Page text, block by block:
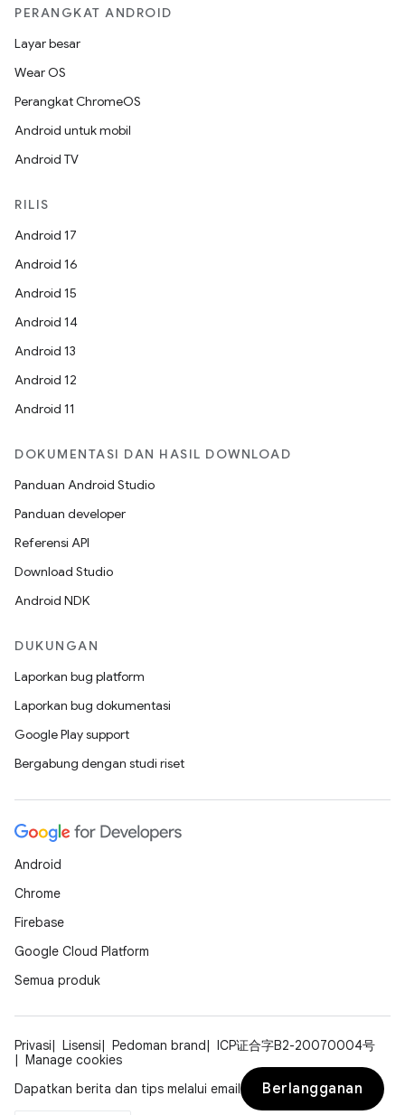
PERANGKAT ANDROID
Layar besar
Wear OS
Perangkat ChromeOS
Android untuk mobil
Android TV
RILIS
Android 17
Android 16
Android 15
Android 14
Android 13
Android 12
Android 11
DOKUMENTASI DAN HASIL DOWNLOAD
Panduan Android Studio
Panduan developer
Referensi API
Download Studio
Android NDK
DUKUNGAN
Laporkan bug platform
Laporkan bug dokumentasi
Google Play support
Bergabung dengan studi riset
Android
Chrome
Firebase
Google Cloud Platform
Semua produk
Privasi Lisensi Pedoman brand
ICP证合字B2-20070004号
Manage cookies
Dapatkan berita dan tips melalui email
Berlangganan